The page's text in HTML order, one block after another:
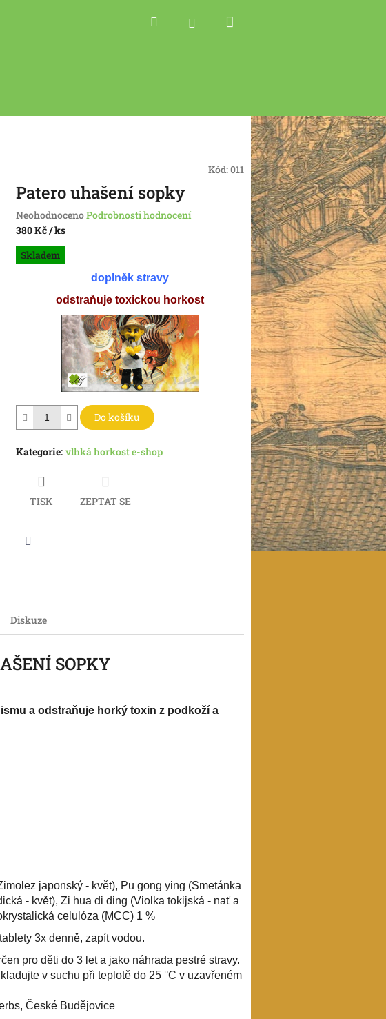
Hledat Přihlášení
Kód:011
Patero uhašení sopky
Průměrné
hodnocení
je
NeohodnocenoPodrobnosti hodnocení
380 Kč/ ks
Měrná
cena:
Skladem
doplněk stravy
odstraňuje toxickou horkost
Do košíku
Kategorie: vlhká horkost e-shop
TISK ZEPTAT SE
Diskuze
SOPKY
a odstraňuje horký toxin z podkoží a
japonský - květ), Pu gong ying (Smetánka
- květ), Zi hua di ding (Violka tokijská - nať a
celulóza (MCC) 1 %
3x denně, zapít vodou.
pro děti do 3 let a jako náhrada pestré stravy.
v suchu při teplotě do 25 °C v uzavřeném
České Budějovice